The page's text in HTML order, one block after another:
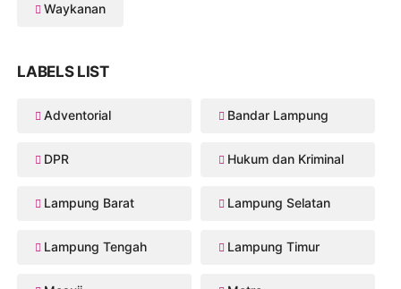
Waykanan
LABELS LIST
Adventorial Bandar Lampung
DPR Hukum dan Kriminal
Lampung Barat Lampung Selatan
Lampung Tengah Lampung Timur